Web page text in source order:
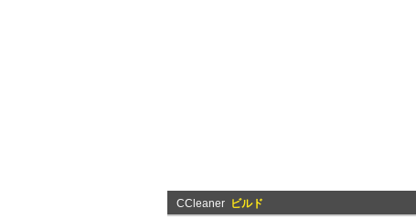
CCleaner ビルド